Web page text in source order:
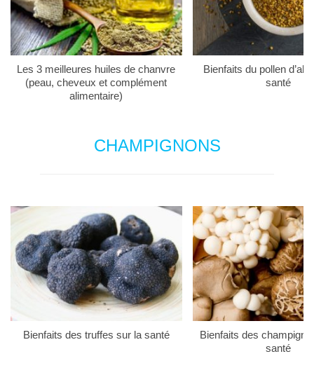
Les 3 meilleures huiles de chanvre
(peau, cheveux et complément
alimentaire)
Bienfaits du pollen
santé
CHAMPIGNONS
Bienfaits des truffes sur la santé
Bienfaits des
santé